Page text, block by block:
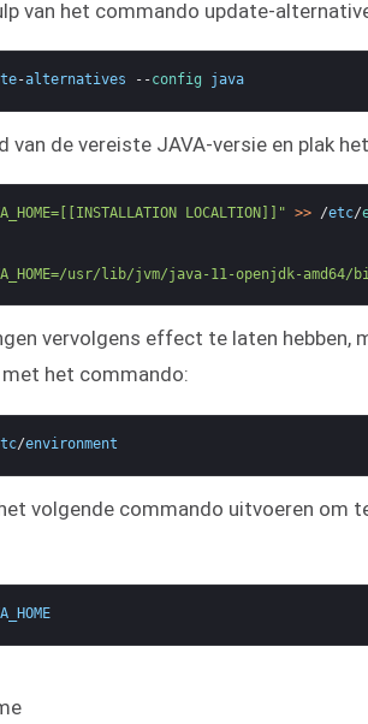
van het commando update-
-alternatives --config java
van de vereiste JAVA-versie en plak
LOCALTION]]" >> /etc/
usr/lib/jvm/java-11-openjdk-amd64/
vervolgens effect te laten hebben,
het commando:
/environment
volgende commando uitvoeren om